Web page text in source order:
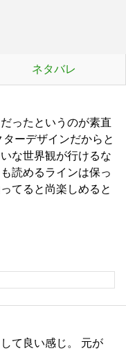
ネタバレ
ったというのが素直
ーデザインだからと
な世界観が行けるな
読めるラインは保っ
てると尚楽しめると
て良い感じ。 元が